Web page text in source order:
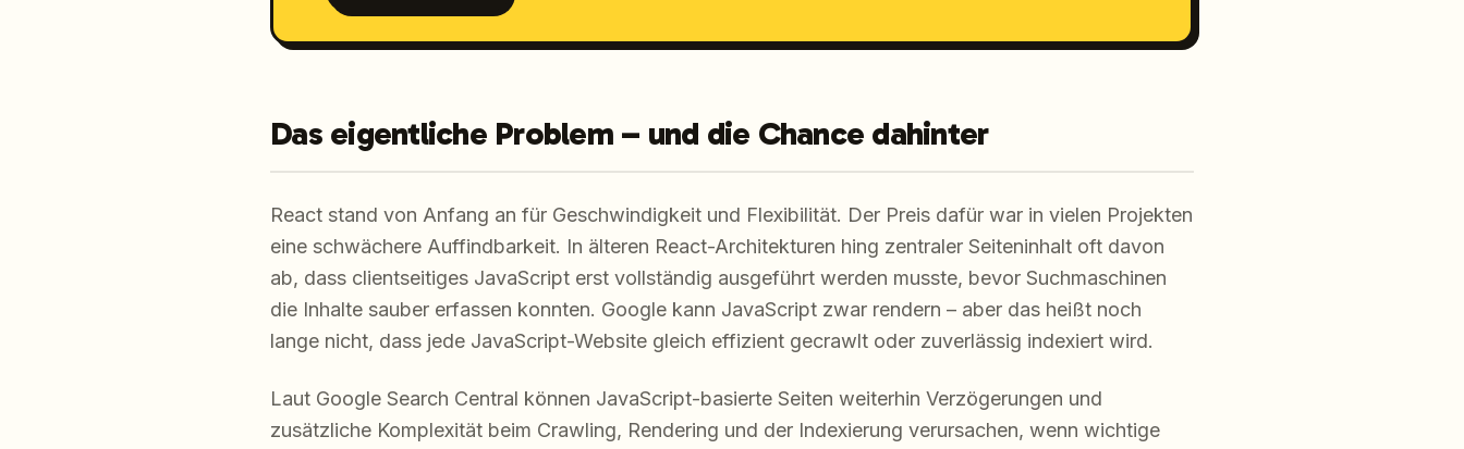
Das eigentliche Problem – und die Chance dahinter
React stand von Anfang an für Geschwindigkeit und Flexibilität. Der Preis dafür war in vielen Projekten
eine schwächere Auffindbarkeit. In älteren React-Architekturen hing zentraler Seiteninhalt oft davon
ab, dass clientseitiges JavaScript erst vollständig ausgeführt werden musste, bevor Suchmaschinen
die Inhalte sauber erfassen konnten. Google kann JavaScript zwar rendern – aber das heißt noch
lange nicht, dass jede JavaScript-Website gleich effizient gecrawlt oder zuverlässig indexiert wird.
Laut Google Search Central können JavaScript-basierte Seiten weiterhin Verzögerungen und
zusätzliche Komplexität beim Crawling, Rendering und der Indexierung verursachen, wenn wichtige